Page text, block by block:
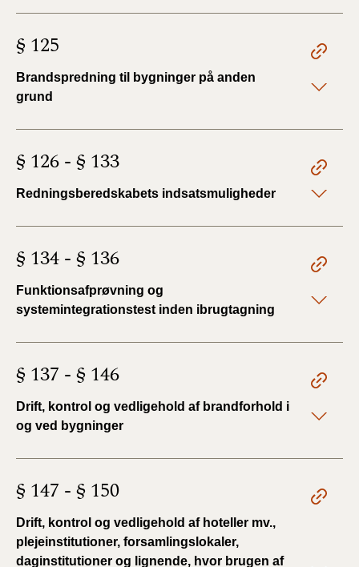
§ 125
Brandspredning til bygninger på anden
grund
§ 126 - § 133
Redningsberedskabets indsatsmuligheder
§ 134 - § 136
Funktionsafprøvning og
systemintegrationstest inden ibrugtagning
§ 137 - § 146
Drift, kontrol og vedligehold af brandforhold i
og ved bygninger
§ 147 - § 150
Drift, kontrol og vedligehold af hoteller mv.,
plejeinstitutioner, forsamlingslokaler,
daginstitutioner og lignende, hvor brugen af